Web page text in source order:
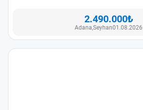
2.490.000₺
Adana,Seyhan01.08.2026